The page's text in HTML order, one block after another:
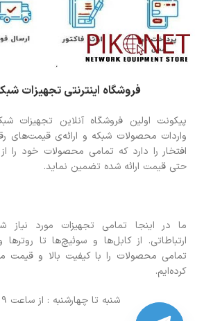
فروشگاه اینترنتی تجهیزات
پیکونت اولین فروشگاه آنلاین تجهیزات
واردات محصولات شبکه و ارائه‌ی قیمت‌های
افتخار را دارد که تمامی محصولات خود را
حتی قیمت ارائه شده تضمین نماید.
ما در اینجا تمامی تجهیزات مورد نیاز
ارتباطاتی. از کابل‌ها و سوئیچ‌ها تا روترها
تمامی محصولات را با کیفیت بالا و قیمت
کرده‌ایم.
شنبه تا چهارشنبه : از ساعت 9 تا 18